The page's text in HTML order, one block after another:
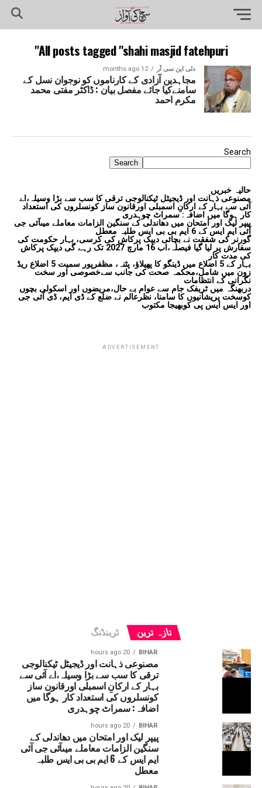
All posts tagged "shahi masjid fatehpuri"
دلی این سی آر 12 months ago
مجاہدین آزادی کے کارناموں کو نوجوان نسل کے
سامنےکیا جائے مفصل بیان : ڈاکٹر مفتی محمد
مکرم احمد
Search
Search
حالیہ خبریں
مصنوعی ذہانت اور ڈیجیٹل ٹیکنالوجی ترقی کا سب سے بڑا وسیلہ،اے
آئی سے بہار کے ارکانِ اسمبلی اورقانون ساز کونسلروں کی استعداد
کار ہوگا میں اضافہ: سمراٹ چوہدری
پیپر لیک اور امتحان میں دھاندلی کے سنگین الزامات معاملے میںآئی جی
آئی ایم ایس کے 6 ایم بی بی ایس طلبہ معطل
گورنر کی شفقت نے بچائی دیپک پرکاش کی کرسی، بہار حکومت کی
سفارش پر لیا گیا فیصلہ،اب 16 مارچ 2027 تک رہے گی دیپک پرکاش
کی مدت کار
بہار کے 5 اضلاع میں ڈینگو کا پھیلاؤ، پٹنہ، مظفرپور سمیت 5 اضلاع ریڈ
زون میں شامل،محکمہ صحت کی جانب سےخصوصی اور سخت
نگرانی کے انتظامات
دربھنگہ میں ٹریفک جام سے عوام بے حال،مریضوں اور اسکولی بچوں
کوسخت پریشانیوں کا سامنا، نظرعالم نے ضلع کے ڈی ایم، ڈی آئی جی
اور ایس ایس پی کوبھیجا مکتوب
ADVERTISEMENT
تازہ ترین ٹرینڈنگ
BIHAR
20 hours ago
مصنوعی ذہانت اور ڈیجیٹل ٹیکنالوجی
ترقی کا سب سے بڑا وسیلہ،اے آئی سے
بہار کے ارکانِ اسمبلی اورقانون ساز
کونسلروں کی استعداد کار ہوگا میں
اضافہ: سمراٹ چوہدری
BIHAR
20 hours ago
پیپر لیک اور امتحان میں دھاندلی کے
سنگین الزامات معاملے میںآئی جی آئی
ایم ایس کے 6 ایم بی بی ایس طلبہ
معطل